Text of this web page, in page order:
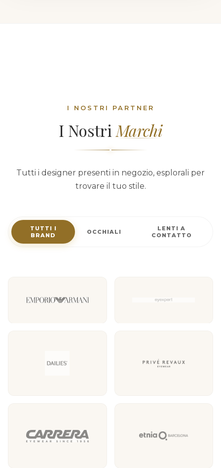
I NOSTRI PARTNER
I Nostri Marchi
Tutti i designer presenti in negozio, esplorali per
trovare il tuo stile.
TUTTI I
BRAND
OCCHIALI
LENTI A
CONTATTO